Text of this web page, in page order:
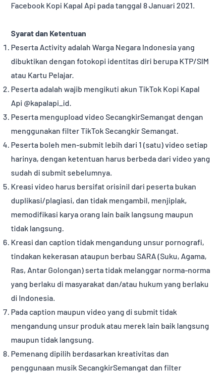
Facebook Kopi Kapal Api pada tanggal 8 Januari 2021.
Syarat dan Ketentuan
Peserta Activity adalah Warga Negara Indonesia yang
dibuktikan dengan fotokopi identitas diri berupa KTP/SIM
atau Kartu Pelajar.
Peserta adalah wajib mengikuti akun TikTok Kopi Kapal
Api @kapalapi_id.
Peserta mengupload video SecangkirSemangat dengan
menggunakan filter TikTok Secangkir Semangat.
Peserta boleh men-submit lebih dari 1 (satu) video setiap
harinya, dengan ketentuan harus berbeda dari video yang
sudah di submit sebelumnya.
Kreasi video harus bersifat orisinil dari peserta bukan
duplikasi/plagiasi, dan tidak mengambil, menjiplak,
memodifikasi karya orang lain baik langsung maupun
tidak langsung.
Kreasi dan caption tidak mengandung unsur pornografi,
tindakan kekerasan ataupun berbau SARA (Suku, Agama,
Ras, Antar Golongan) serta tidak melanggar norma-norma
yang berlaku di masyarakat dan/atau hukum yang berlaku
di Indonesia.
Pada caption maupun video yang di submit tidak
mengandung unsur produk atau merek lain baik langsung
maupun tidak langsung.
Pemenang dipilih berdasarkan kreativitas dan
penggunaan musik SecangkirSemangat dan filter